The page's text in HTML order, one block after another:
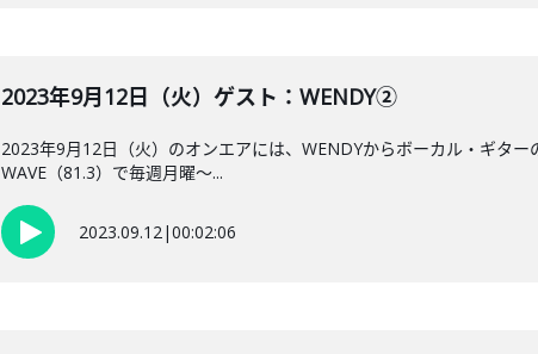
2023年9月12日（火）ゲスト：WENDY②
2023年9月12日（火）のオンエアには、WENDYからボーカル・ギタ
WAVE（81.3）で毎週月曜～...
2023.09.12|00:02:06